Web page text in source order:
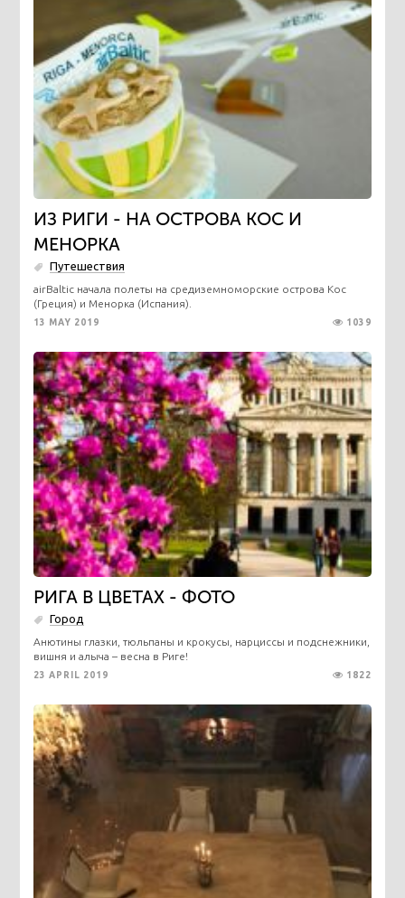
ИЗ РИГИ - НА ОСТРОВА КОС И
МЕНОРКА
Путешествия
airBaltic начала полеты на средиземноморские острова Кос
(Греция) и Менорка (Испания).
13 MAY 2019 1039
РИГА В ЦВЕТАХ - ФОТО
Город
Анютины глазки, тюльпаны и крокусы, нарциссы и подснежники,
вишня и алыча – весна в Риге!
23 APRIL 2019 1822